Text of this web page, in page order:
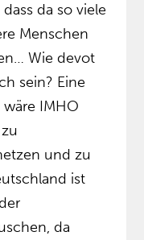
da so viele
Menschen
Wie devot
sein? Eine
IMHO
und zu
ist
da